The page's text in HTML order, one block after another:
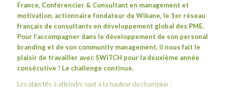
France, Conférencier & Consultant en management et
motivation, actionnaire fondateur de Wikane, le 1er réseau
français de consultants en développement global des PME.
Pour l’accompagner dans le développement de son personal
branding et de son community management, il nous fait le
plaisir de travailler avec SWiTCH pour la deuxième année
consécutive ! Le challenge continue.
Les objectifs à atteindre sont à la hauteur du champion :